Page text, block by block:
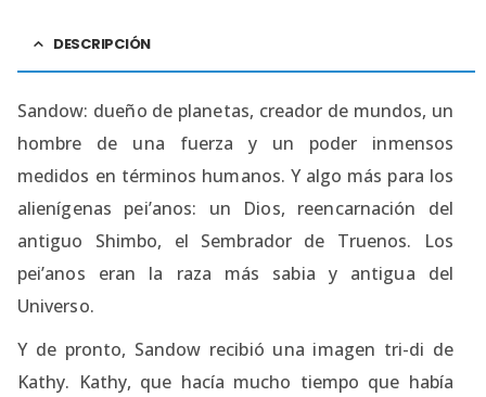
DESCRIPCIÓN
Sandow: dueño de planetas, creador de mundos, un
hombre de una fuerza y un poder inmensos
medidos en términos humanos. Y algo más para los
alienígenas pei’anos: un Dios, reencarnación del
antiguo Shimbo, el Sembrador de Truenos. Los
pei’anos eran la raza más sabia y antigua del
Universo.
Y de pronto, Sandow recibió una imagen tri-di de
Kathy. Kathy, que hacía mucho tiempo que había